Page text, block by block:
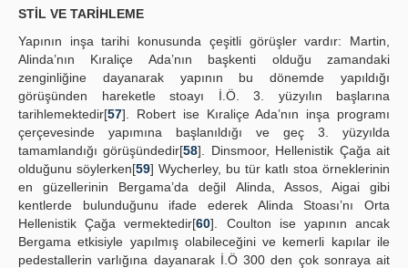
STİL VE TARİHLEME
Yapının inşa tarihi konusunda çeşitli görüşler vardır: Martin,
Alinda’nın Kıraliçe Ada’nın başkenti olduğu zamandaki
zenginliğine dayanarak yapının bu dönemde yapıldığı
görüşünden hareketle stoayı İ.Ö. 3. yüzyılın başlarına
tarihlemektedir[57]. Robert ise Kıraliçe Ada’nın inşa programı
çerçevesinde yapımına başlanıldığı ve geç 3. yüzyılda
tamamlandığı görüşündedir[58]. Dinsmoor, Hellenistik Çağa ait
olduğunu söylerken[59] Wycherley, bu tür katlı stoa örneklerinin
en güzellerinin Bergama’da değil Alinda, Assos, Aigai gibi
kentlerde bulunduğunu ifade ederek Alinda Stoası’nı Orta
Hellenistik Çağa vermektedir[60]. Coulton ise yapının ancak
Bergama etkisiyle yapılmış olabileceğini ve kemerli kapılar ile
pedestallerin varlığına dayanarak İ.Ö 300 den çok sonraya ait